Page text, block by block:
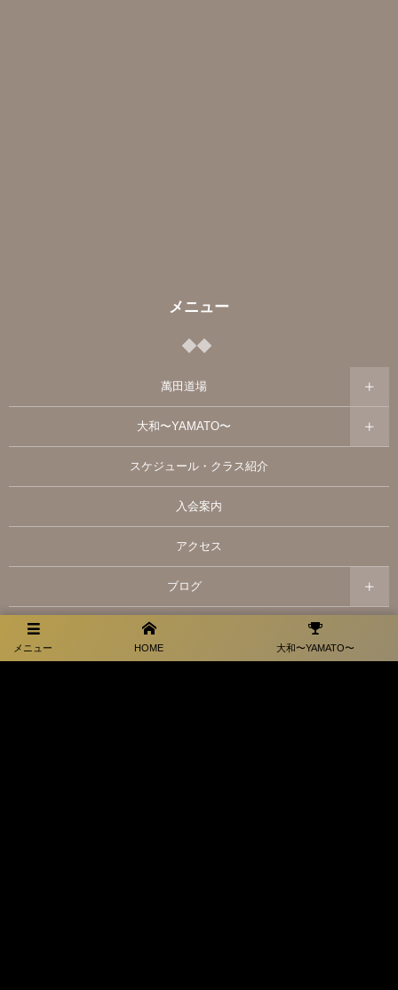
メニュー HOME 大和〜YAMATO〜
メニュー
萬田道場
大和〜YAMATO〜
スケジュール・クラス紹介
入会案内
アクセス
ブログ
大和スポンサー情報
お問い合わせ